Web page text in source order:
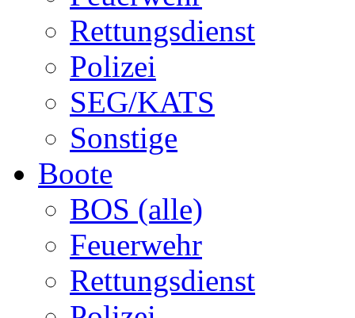
Rettungsdienst
Polizei
SEG/KATS
Sonstige
Boote
BOS (alle)
Feuerwehr
Rettungsdienst